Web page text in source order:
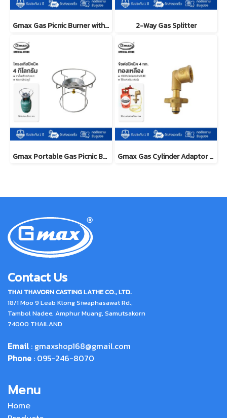
Gmax Gas Picnic Burner with Windscreen Green LTP-001 2-Way Gas Splitter
Gmax Portable Gas Picnic Burner 4kg cylinder LTP-004 Gmax Gas Cylinder Adaptor Brass for 4kg LTP-006
Contact Us
THAI THAVORN CASTING LATHE CO., LTD.
18/1 Moo 9 Leab Klong Siwaphasawat Rd.,
Tambol Nadee, Amphur Muang, Samutsakorn
74000 THAILAND
Email : gmaxshop168@gmail.com
Phone : 095-246-8070
Menu
Home